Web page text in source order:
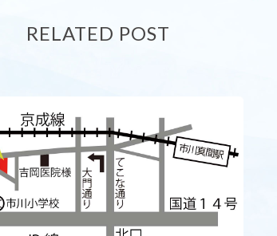
RELATED POST